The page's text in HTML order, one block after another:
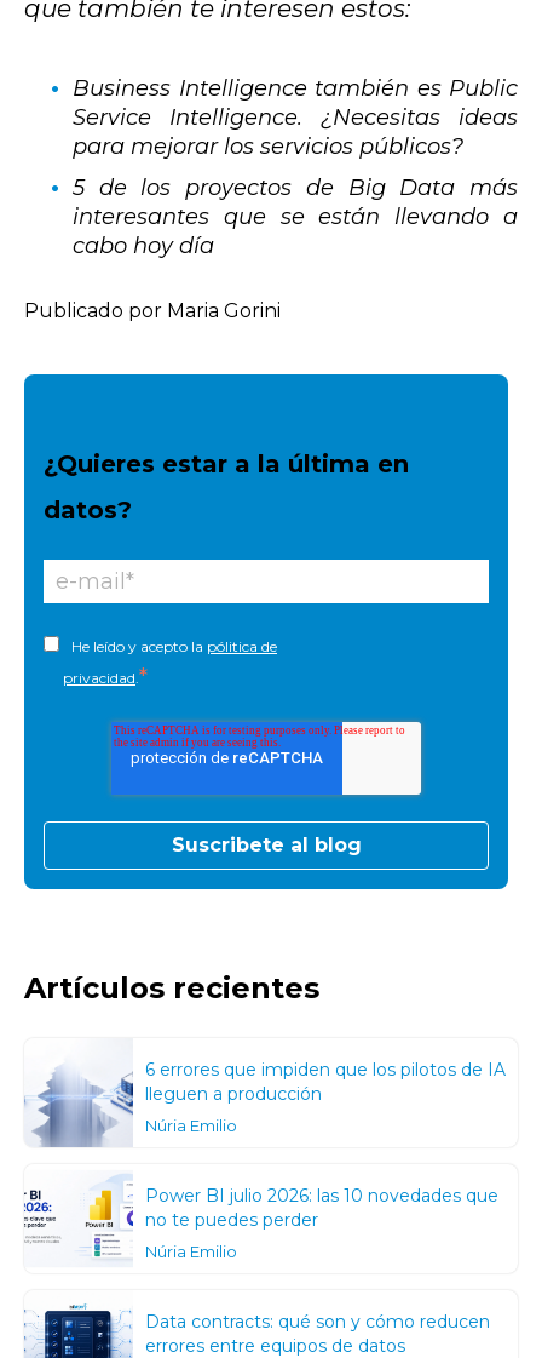
que también te interesen estos:
Business Intelligence también es Public
Service Intelligence. ¿Necesitas ideas
para mejorar los servicios públicos?
5 de los proyectos de Big Data más
interesantes que se están llevando a
cabo hoy día
Publicado por Maria Gorini
¿Quieres estar a la última en
datos?
He leído y acepto la pólitica de
privacidad.*
Artículos recientes
6 errores que impiden que los pilotos de IA
lleguen a producción
Núria Emilio
Power BI julio 2026: las 10 novedades que
no te puedes perder
Núria Emilio
Data contracts: qué son y cómo reducen
errores entre equipos de datos